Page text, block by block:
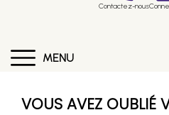
Contactez-nous
MENU
VOUS AVEZ OUBLIÉ